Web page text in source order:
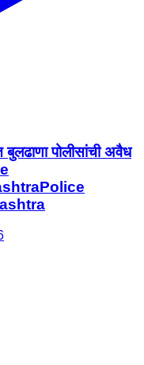
बुलढाणा पोलीसांची अवैध